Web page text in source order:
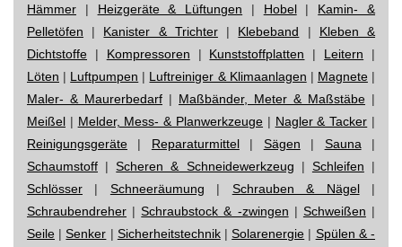
Hämmer | Heizgeräte & Lüftungen | Hobel| Kamin- &
Pelletöfen | Kanister & Trichter| Klebeband | Kleben &
Dichtstoffe | Kompressoren | Kunststoffplatten | Leitern |
Löten | Luftpumpen | Luftreiniger & Klimaanlagen | Magnete|
Maler- & Maurerbedarf | Maßbänder, Meter & Maßstäbe |
Meißel | Melder, Mess- & Planwerkzeuge | Nagler & Tacker |
Reinigungsgeräte | Reparaturmittel| Sägen | Sauna |
Schaumstoff |Scheren & Schneidewerkzeug | Schleifen |
Schlösser | Schneeräumung | Schrauben & Nägel|
Schraubendreher |Schraubstock & -zwingen | Schweißen |
Seile |Senker | Sicherheitstechnik|Solarenergie | Spülen & -